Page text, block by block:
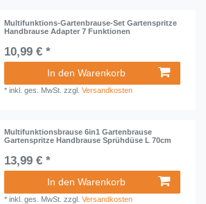
Multifunktions-Gartenbrause-Set Gartenspritze
Handbrause Adapter 7 Funktionen
10,99 € *
In den Warenkorb
*inkl. ges. MwSt. zzgl.Versandkosten
Multifunktionsbrause 6in1 Gartenbrause
Gartenspritze Handbrause Sprühdüse L 70cm
13,99 € *
In den Warenkorb
*inkl. ges. MwSt. zzgl.Versandkosten